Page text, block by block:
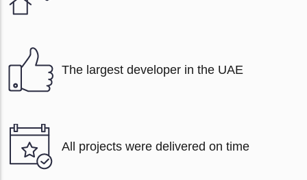
The largest developer in the UAE
All projects were delivered on time